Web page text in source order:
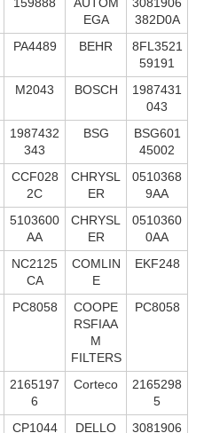
EGA
382D0A
PA4489 BEHR
8FL3521
59191
M2043 BOSCH
1987431
043
1987432
343
BSG
BSG601
45002
CCF028
2C
CHRYSL
ER
0510368
9AA
5103600
AA
CHRYSL
ER
0510360
0AA
NC2125
CA
COMLIN
E
EKF248
PC8058
COOPE
RSFIAA
M
FILTERS
PC8058
2165197
6
Corteco
2165298
5
CP1044 DELLO 3081906